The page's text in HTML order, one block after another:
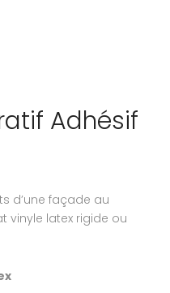
Adhésif
d’une façade au
vinyle latex rigide ou